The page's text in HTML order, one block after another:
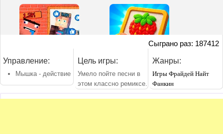
Сыграно раз: 187412
Управление:
Мышка - действие
Цель игры:
Умело пойте песни в
этом классно ремиксе.
Жанры:
Игры Фрайдей Найт
Фанкин